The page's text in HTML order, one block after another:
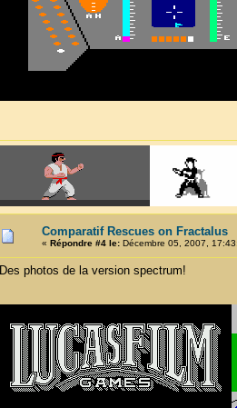
Comparatif Rescues on Fractalus
« Répondre #4 le:Décembre 05, 2007,
Des photos de la version spectrum!